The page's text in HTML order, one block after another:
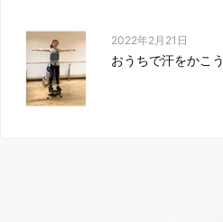
2022年2月21日
おうちで汗をかこう